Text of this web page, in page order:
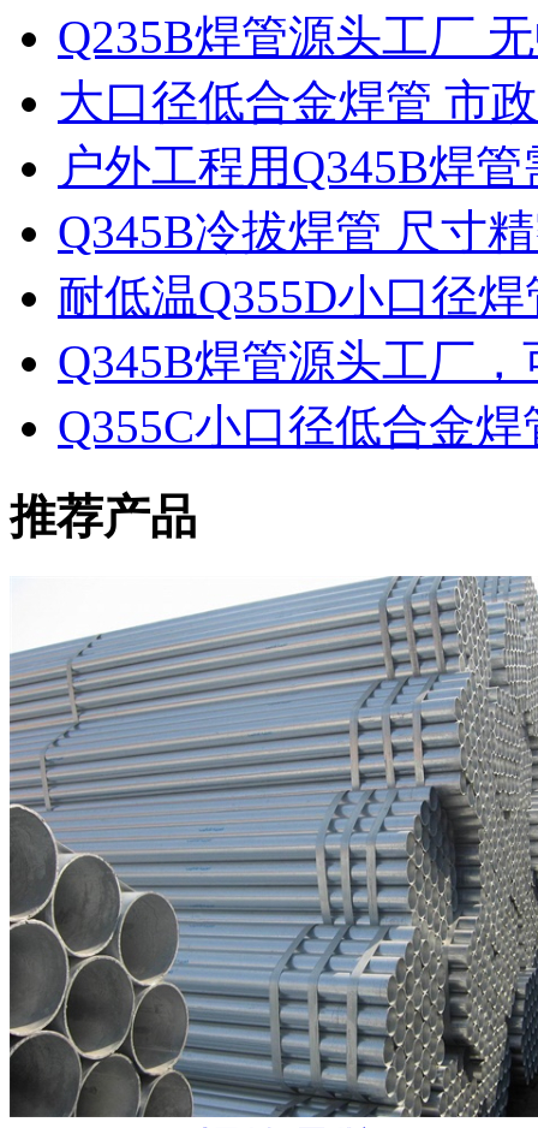
Q235B焊管源头工厂
大口径低合金焊管 市
户外工程用Q345B焊
Q345B冷拔焊管 尺寸
耐低温Q355D小口径
Q345B焊管源头工厂
Q355C小口径低合金
推荐产品